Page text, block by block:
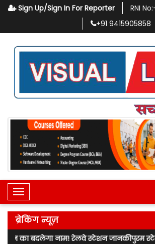
Sign Up/Sign In For Reporter RNI
+91 9415905858
Toggle Navigation
ब्रेकिंग न्यूज़
रेलवे स्टेशन जानकीपुरम स्टेशन के नाम से